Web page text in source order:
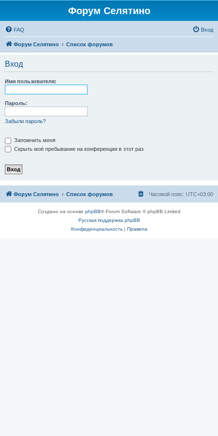
Форум Селятино
FAQ Вход
Форум Селятино Список форумов
Вход
Имя пользователя:
Пароль:
Забыли пароль?
Запомнить меня
Скрыть моё пребывание на конференции в этот раз
Форум Селятино Список форумов Часовой пояс: UTC+03:00
Создано на основе phpBB® Forum Software © phpBB Limited
Русская поддержка phpBB
Конфиденциальность| Правила